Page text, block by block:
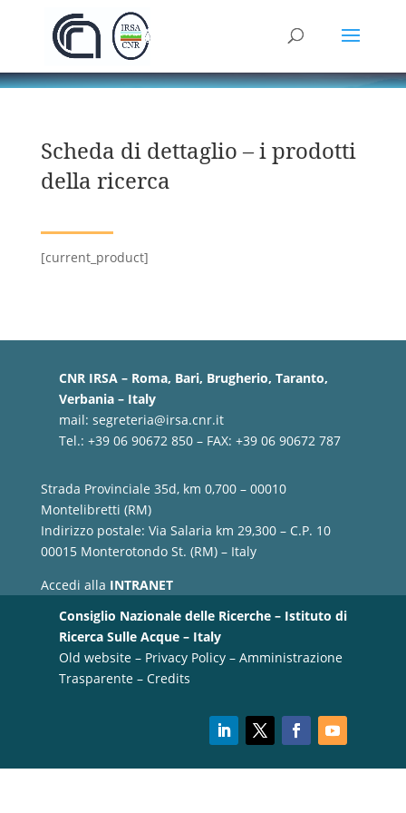
Scheda di dettaglio – i prodotti
della ricerca
[current_product]
CNR IRSA – Roma, Bari, Brugherio, Taranto,
Verbania – Italy
mail: segreteria@irsa.cnr.it
Tel.: +39 06 90672 850 – FAX: +39 06 90672 787
Strada Provinciale 35d, km 0,700 – 00010
Montelibretti (RM)
Indirizzo postale: Via Salaria km 29,300 – C.P. 10
00015 Monterotondo St. (RM) – Italy
Accedi alla INTRANET
Consiglio Nazionale delle Ricerche – Istituto di
Ricerca Sulle Acque – Italy
Old website– Privacy Policy– Amministrazione
Trasparente– Credits